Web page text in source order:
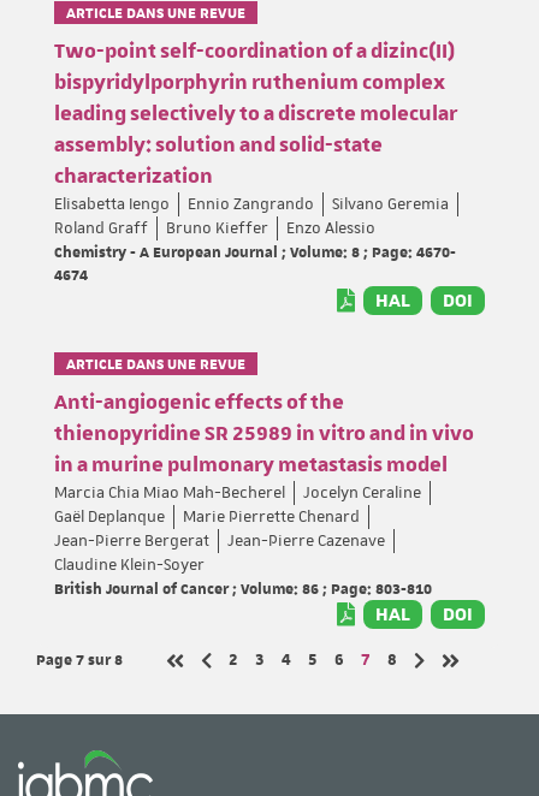
ARTICLE DANS UNE REVUE
Two-point self-coordination of a dizinc(II)
bispyridylporphyrin ruthenium complex
leading selectively to a discrete molecular
assembly: solution and solid-state
characterization
Elisabetta Iengo Ennio Zangrando
Silvano Geremia
Roland Graff
Bruno Kieffer
Enzo Alessio
Chemistry - A European Journal ; Volume: 8 ; Page: 4670-
4674
HAL DOI
ARTICLE DANS UNE REVUE
Anti-angiogenic effects of the
thienopyridine SR 25989 in vitro and in vivo
in a murine pulmonary metastasis model
Marcia Chia Miao Mah-Becherel
Jocelyn Ceraline
Gaël Deplanque
Marie Pierrette Chenard
Jean-Pierre Bergerat
Jean-Pierre Cazenave
Claudine Klein-Soyer
British Journal of Cancer ; Volume: 86 ; Page: 803-810
HAL DOI
Page 7sur 8
Page
2 Page
3 Page
4 Page
5 Page
6 Page
7 Page
8